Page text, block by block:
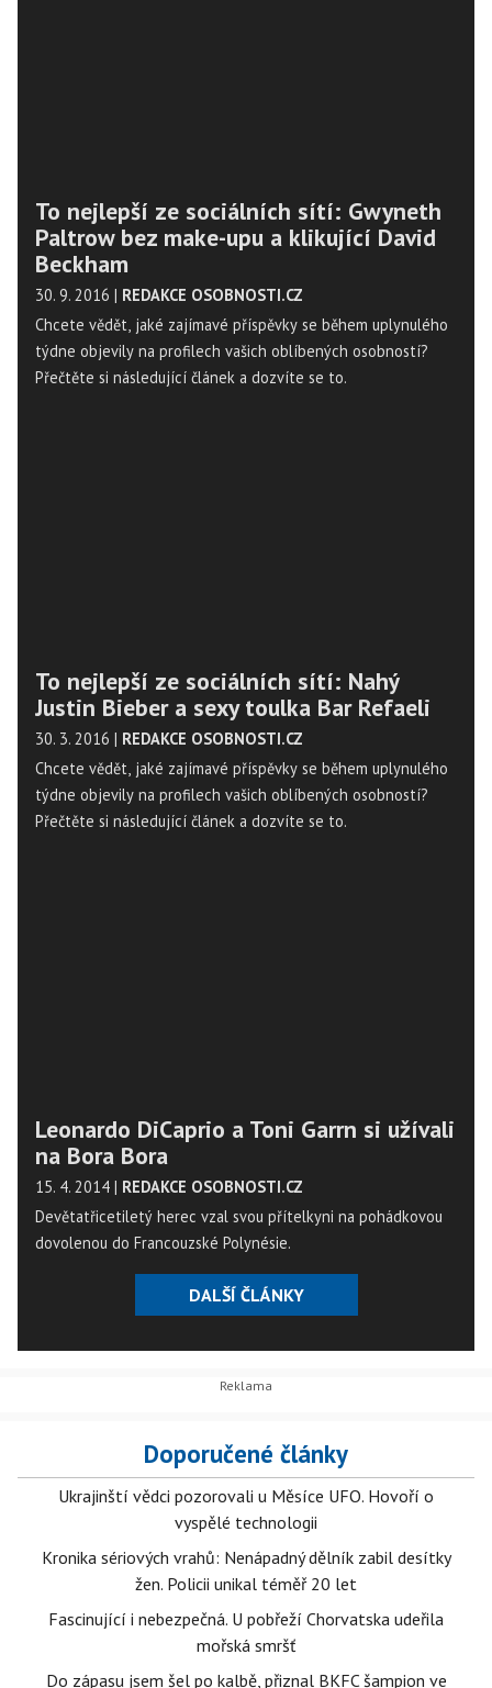
To nejlepší ze sociálních sítí: Gwyneth
Paltrow bez make-upu a klikující David
Beckham
30. 9. 2016 | REDAKCE OSOBNOSTI.CZ
Chcete vědět, jaké zajímavé příspěvky se během uplynulého
týdne objevily na profilech vašich oblíbených osobností?
Přečtěte si následující článek a dozvíte se to.
To nejlepší ze sociálních sítí: Nahý
Justin Bieber a sexy toulka Bar Refaeli
30. 3. 2016 | REDAKCE OSOBNOSTI.CZ
Chcete vědět, jaké zajímavé příspěvky se během uplynulého
týdne objevily na profilech vašich oblíbených osobností?
Přečtěte si následující článek a dozvíte se to.
Leonardo DiCaprio a Toni Garrn si užívali
na Bora Bora
15. 4. 2014 | REDAKCE OSOBNOSTI.CZ
Devětatřicetiletý herec vzal svou přítelkyni na pohádkovou
dovolenou do Francouzské Polynésie.
DALŠÍ ČLÁNKY
Doporučené články
Ukrajinští vědci pozorovali u Měsíce UFO. Hovoří o
vyspělé technologii
Kronika sériových vrahů: Nenápadný dělník zabil desítky
žen. Policii unikal téměř 20 let
Fascinující i nebezpečná. U pobřeží Chorvatska udeřila
mořská smršť
Do zápasu jsem šel po kalbě, přiznal BKFC šampion ve